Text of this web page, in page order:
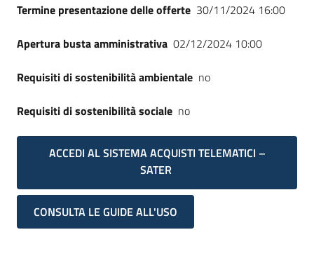
Termine presentazione delle offerte 30/11/2024 16:00
Apertura busta amministrativa 02/12/2024 10:00
Requisiti di sostenibilità ambientale no
Requisiti di sostenibilità sociale no
ACCEDI AL SISTEMA ACQUISTI TELEMATICI –
SATER
CONSULTA LE GUIDE ALL'USO